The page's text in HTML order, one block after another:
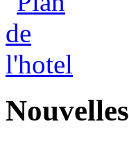
Nouvelles